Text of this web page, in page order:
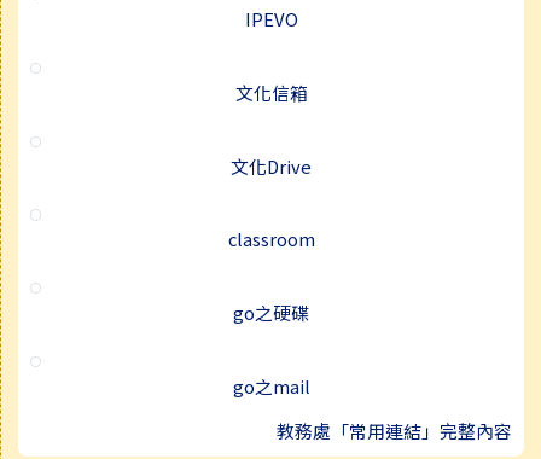
IPEVO
文化信箱
文化Drive
classroom
go之硬碟
go之mail
教務處「常用連結」完整內容